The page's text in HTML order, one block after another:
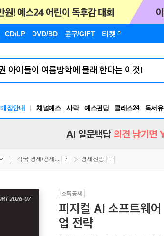
CD/LP DVD/BD 문구/GIFT 티켓
매장안내 채널예스 사락 예스펀딩 클래스24
독서
RBTI
AI 일문백답 의견 남기면
각국 경제/경제... 경제전망
소득공제
피지컬 AI 소프트웨
업 전략